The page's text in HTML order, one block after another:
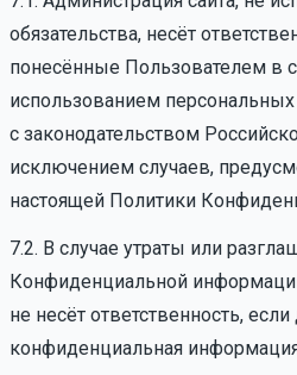
обязательства, несёт
понесённые Пользователем в
использованием
с законодательством
исключением случаев,
настоящей Политики
7.2. В случае утраты или
Конфиденциальной
не несёт ответственность, если
конфиденциальная